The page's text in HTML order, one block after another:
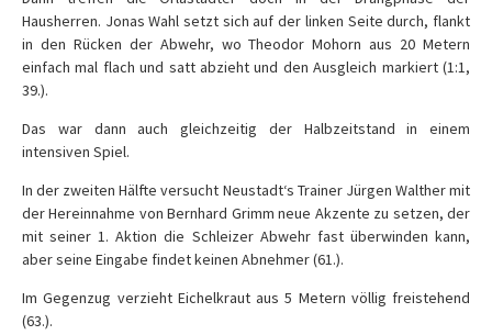
Hausherren. Jonas Wahl setzt sich auf der linken Seite durch, flankt
in den Rücken der Abwehr, wo Theodor Mohorn aus 20 Metern
einfach mal flach und satt abzieht und den Ausgleich markiert (1:1,
39.).
Das war dann auch gleichzeitig der Halbzeitstand in einem
intensiven Spiel.
In der zweiten Hälfte versucht Neustadt‘s Trainer Jürgen Walther mit
der Hereinnahme von Bernhard Grimm neue Akzente zu setzen, der
mit seiner 1. Aktion die Schleizer Abwehr fast überwinden kann,
aber seine Eingabe findet keinen Abnehmer (61.).
Im Gegenzug verzieht Eichelkraut aus 5 Metern völlig freistehend
(63.).